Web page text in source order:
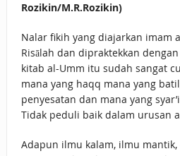
Rozikin/M.R.Rozikin)
Nalar fikih yang diajarkan imam
Risālah dan dipraktekkan
kitab al-Umm itu sudah sangat
mana yang haqq mana yang
penyesatan dan mana yang
Tidak peduli baik dalam urusan
Adapun ilmu kalam, ilmu